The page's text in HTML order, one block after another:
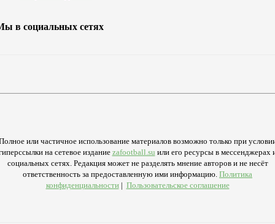
в социальных сетях
или частичное использование материалов возможно только при
на сетевое издание zafootball.su или его ресурсы в мессенджерах
социальных сетях. Редакция может не разделять мнение авторов и не несёт
ответственность за предоставленную ими информацию. Политика
конфиденциальности| Пользовательское соглашение